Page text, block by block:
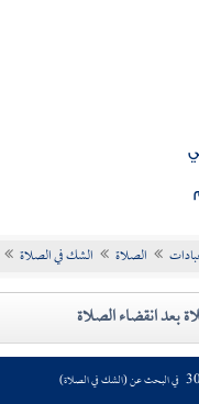
الصلاة الشك في الصلاة
بعد انقضاء الصلاة
في البحث عن (الشك في الصلاة)